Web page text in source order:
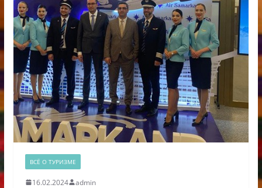
ВСЁ О ТУРИЗМЕ
16.02.2024 admin